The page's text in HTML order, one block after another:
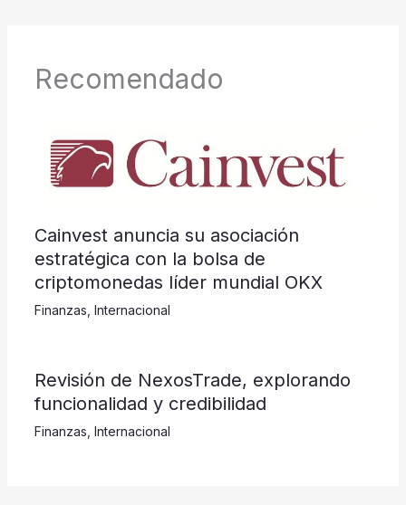
Recomendado
Cainvest anuncia su asociación
estratégica con la bolsa de
criptomonedas líder mundial OKX
Finanzas, Internacional
Revisión de NexosTrade, explorando
funcionalidad y credibilidad
Finanzas, Internacional